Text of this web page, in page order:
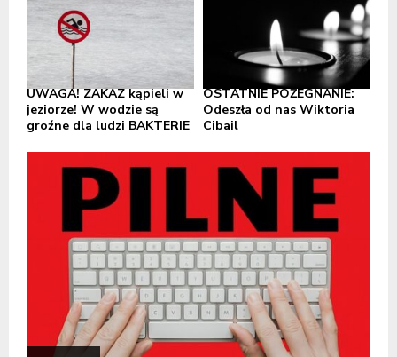
UWAGA! ZAKAZ kąpieli w
jeziorze! W wodzie są
groźne dla ludzi BAKTERIE
OSTATNIE POŻEGNANIE:
Odeszła od nas Wiktoria
Cibail